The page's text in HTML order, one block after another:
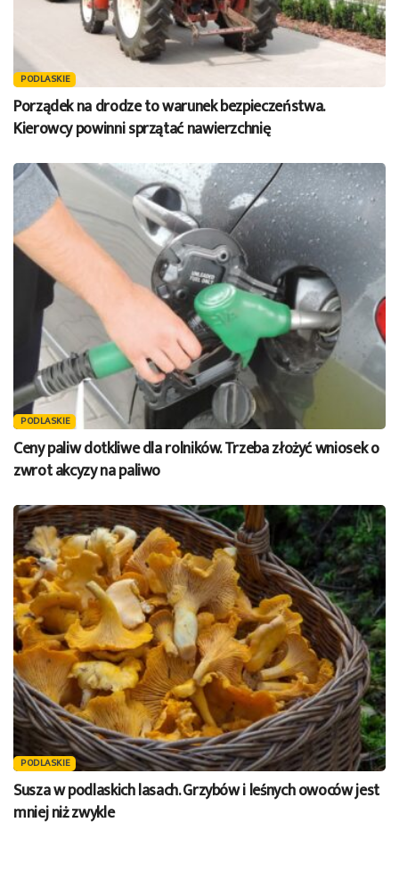
PODLASKIE
Porządek na drodze to warunek bezpieczeństwa.
Kierowcy powinni sprzątać nawierzchnię
PODLASKIE
Ceny paliw dotkliwe dla rolników. Trzeba złożyć wniosek o
zwrot akcyzy na paliwo
PODLASKIE
Susza w podlaskich lasach. Grzybów i leśnych owoców jest
mniej niż zwykle